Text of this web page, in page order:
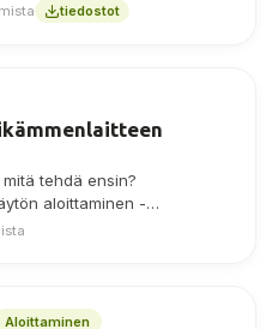
tiedostot
tehdä ensin?
aloittaminen -
asetetaan, lisätään pelejä,
Aloittaminen